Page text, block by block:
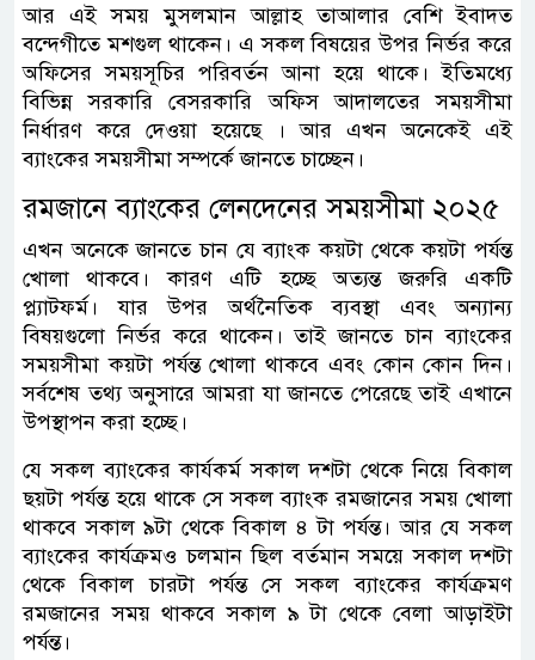
আর এই সময় মুসলমান আল্লাহ তাআলার বেশি ইবাদত
বন্দেগীতে মশগুল থাকেন। এ সকল বিষয়ের উপর নির্ভর করে
অফিসের সময়সূচির পরিবর্তন আনা হয়ে থাকে। ইতিমধ্যে
বিভিন্ন সরকারি বেসরকারি অফিস আদালতের সময়সীমা
নির্ধারণ করে দেওয়া হয়েছে ‌। আর এখন অনেকেই এই
ব্যাংকের সময়সীমা সম্পর্কে জানতে চাচ্ছেন।
রমজানে ব্যাংকের লেনদেনের সময়সীমা ২০২৫
এখন অনেকে জানতে চান যে ব্যাংক কয়টা থেকে কয়টা পর্যন্ত
খোলা থাকবে। কারণ এটি হচ্ছে অত্যন্ত জরুরি একটি
প্ল্যাটফর্ম। যার উপর অর্থনৈতিক ব্যবস্থা এবং অন্যান্য
বিষয়গুলো নির্ভর করে থাকেন। তাই জানতে চান ব্যাংকের
সময়সীমা কয়টা পর্যন্ত খোলা থাকবে এবং কোন কোন দিন।
সর্বশেষ তথ্য অনুসারে আমরা যা জানতে পেরেছে তাই এখানে
উপস্থাপন করা হচ্ছে।
যে সকল ব্যাংকের কার্যকর্ম সকাল দশটা থেকে নিয়ে বিকাল
ছয়টা পর্যন্ত হয়ে থাকে সে সকল ব্যাংক রমজানের সময় খোলা
থাকবে সকাল ৯টা থেকে বিকাল ৪ টা পর্যন্ত। আর যে সকল
ব্যাংকের কার্যক্রমও চলমান ছিল বর্তমান সময়ে সকাল দশটা
থেকে বিকাল চারটা পর্যন্ত সে সকল ব্যাংকের কার্যক্রমণ
রমজানের সময় থাকবে সকাল ৯ টা থেকে বেলা আড়াইটা
পর্যন্ত।